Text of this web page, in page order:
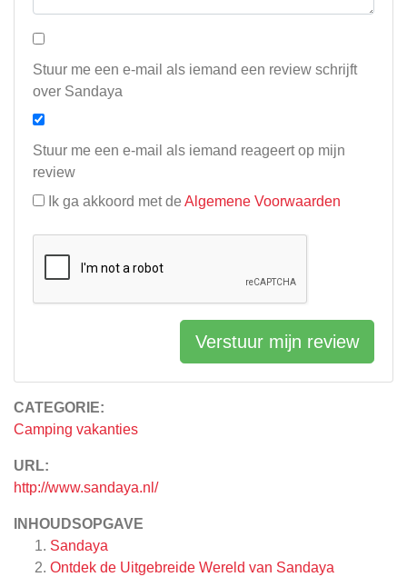
CATEGORIE:
Camping vakanties
URL:
http://www.sandaya.nl/
INHOUDSOPGAVE
Sandaya
Ontdek de Uitgebreide Wereld van Sandaya
Stuur me een e-mail als iemand een review schrijft
over Sandaya
Stuur me een e-mail als iemand reageert op mijn
review
Ik ga akkoord met de Algemene Voorwaarden
Verstuur mijn review